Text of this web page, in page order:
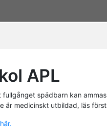
APL
spädbarn kan
är medicinskt utbildad, läs